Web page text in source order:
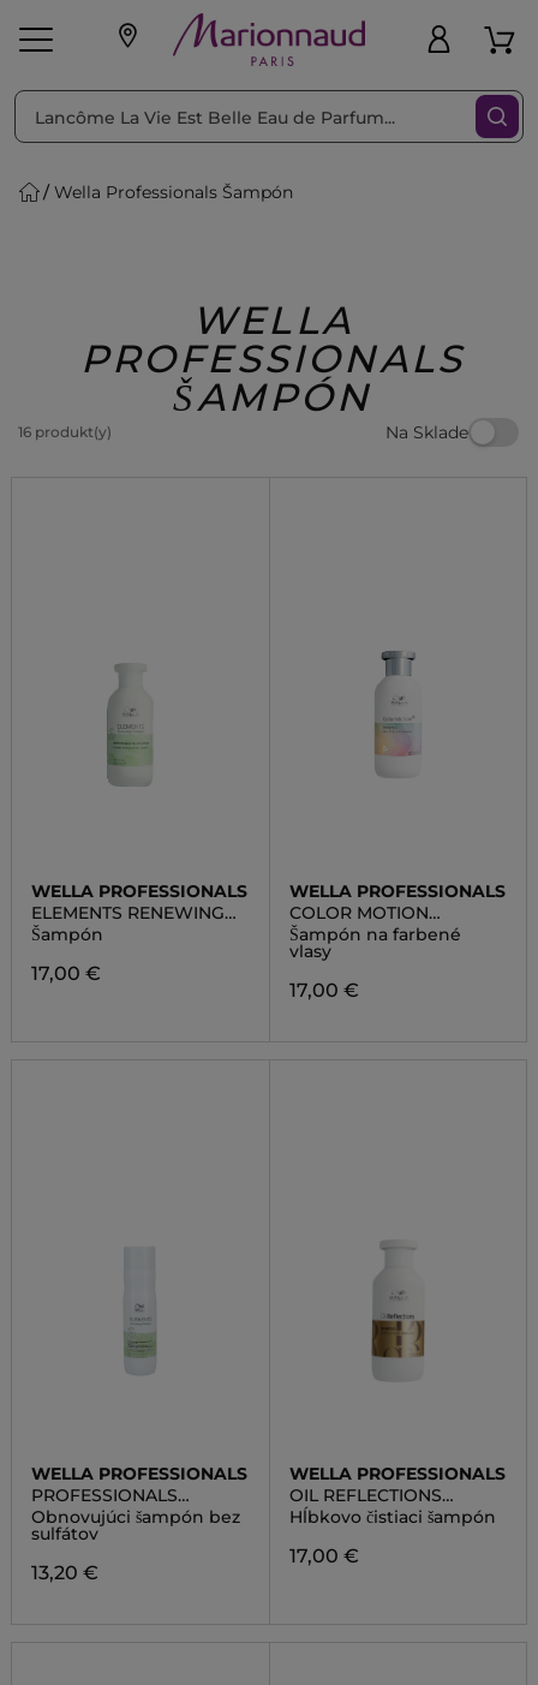
pleť Líčenie Vône
Beauty
Wella Professionals Šampón
WELLA
PROFESSIONALS
ŠAMPÓN
16 produkt(y) Na Sklade
Triediť podľa Filtrovať
WELLA PROFESSIONALS
ELEMENTS RENEWING
SHAMPOO
Šampón
17,00 €
WELLA PROFESSIONALS
COLOR MOTION
SHAMPOO
Šampón na farbené
vlasy
17,00 €
WELLA PROFESSIONALS
PROFESSIONALS
ELEMENTS RENEWING
SHAMPOO
Obnovujúci šampón bez
sulfátov
13,20 €
WELLA PROFESSIONALS
OIL REFLECTIONS
LUMINOUS REVEAL
SHAMPOO
Hĺbkovo čistiaci šampón
17,00 €